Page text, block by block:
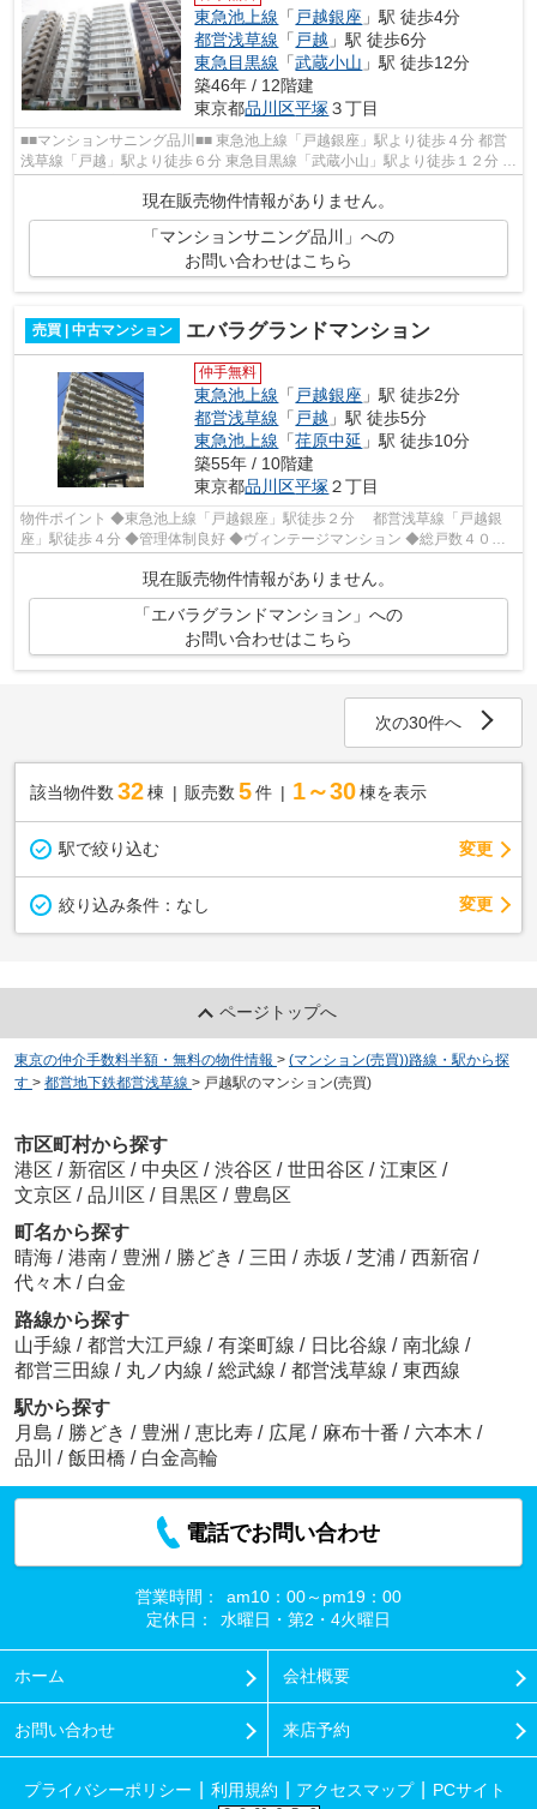
東急池上線 「 戸越銀座 」駅 徒歩4分
都営浅草線 「 戸越 」駅 徒歩6分
東急目黒線 「武蔵小山 」駅 徒歩12分
築46年 / 12階建
東京都品川区平塚３丁目
■■マンションサニング品川■■ 東急池上線「戸越銀座」駅より徒歩４分 都営
浅草線「戸越」駅より徒歩６分 東急目黒線「武蔵小山」駅より徒歩１２分 昭
現在販売物件情報がありません。
「マンションサニング品川」への
お問い合わせはこちら
売買 | 中古マンション エバラグランドマンション
仲手無料
東急池上線 「 戸越銀座 」駅 徒歩2分
都営浅草線 「 戸越 」駅 徒歩5分
東急池上線 「荏原中延 」駅 徒歩10分
築55年 / 10階建
東京都品川区平塚 ２丁目
物件ポイント ◆東急池上線「戸越銀座」駅徒歩２分 都営浅草線「戸越銀
座」駅徒歩４分 ◆管理体制良好 ◆ヴィンテージマンション ◆総戸数４０戸
◆エレベーター ◆１０階建
現在販売物件情報がありません。
「エバラグランドマンション」への
お問い合わせはこちら
次の30件へ
該当物件数 32棟 販売数 5 件 1～30 棟を表示
駅で絞り込む 変更
絞り込み条件： なし 変更
ページトップへ
東京の仲介手数料半額・無料の物件情報 > (マンション(売買))路線・駅から探
す > 都営地下鉄都営浅草線 > 戸越駅のマンション(売買)
市区町村から探す
港区 / 新宿区 / 中央区 / 渋谷区 / 世田谷区 / 江東区 /
文京区 / 品川区 / 目黒区 / 豊島区
町名から探す
晴海 / 港南 / 豊洲 / 勝どき / 三田 / 赤坂 / 芝浦 / 西新宿 /
代々木 / 白金
路線から探す
山手線 / 都営大江戸線 / 有楽町線 / 日比谷線 / 南北線 /
都営三田線 / 丸ノ内線 / 総武線 / 都営浅草線 / 東西線
駅から探す
月島 / 勝どき / 豊洲 / 恵比寿 / 広尾 / 麻布十番 / 六本木 /
品川
/ 飯田橋 / 白金高輪
電話でお問い合わせ
営業時間：
am10：00～pm19：00
定休日：
水曜日・第2・4火曜日
ホーム 会社概要
お問い合わせ 来店予約
プライバシーポリシー 利用規約 アクセスマップ PCサイト